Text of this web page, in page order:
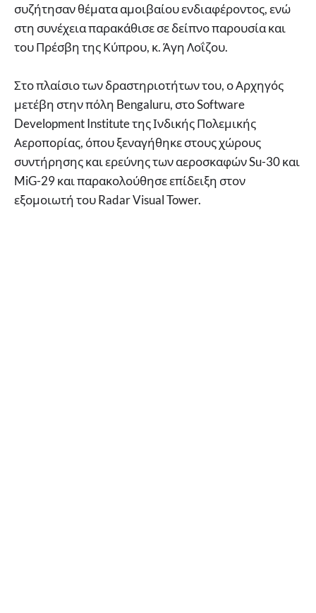
συζήτησαν θέματα αμοιβαίου ενδιαφέροντος, ενώ
στη συνέχεια παρακάθισε σε δείπνο παρουσία και
του Πρέσβη της Κύπρου, κ. Άγη Λοΐζου.
Στο πλαίσιο των δραστηριοτήτων του, ο Αρχηγός
μετέβη στην πόλη Bengaluru, στο Software
Development Institute της Ινδικής Πολεμικής
Αεροπορίας, όπου ξεναγήθηκε στους χώρους
συντήρησης και ερεύνης των αεροσκαφών Su-30 και
MiG-29 και παρακολούθησε επίδειξη στον
εξομοιωτή του Radar Visual Tower.